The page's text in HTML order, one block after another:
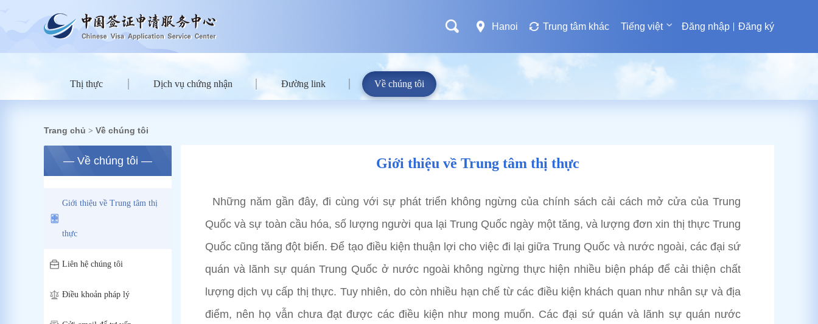
Hanoi Trung tâm khác Tiếng việt Đăng nhập Đăng ký
Thị thực Dịch vụ chứng nhận Đường link Về chúng tôi
Trang chủ > Về chúng tôi
— Về chúng tôi —
Giới thiệu về Trung tâm thị
thực
Liên hệ chúng tôi
Điều khoản pháp lý
Giới thiệu về Trung tâm thị thực
Những năm gần đây, đi cùng với sự phát triển không ngừng của chính sách cải cách mở cửa của Trung
Quốc và sự toàn cầu hóa, số lượng người qua lại Trung Quốc ngày một tăng, và lượng đơn xin thị thực Trung
Quốc cũng tăng đột biến. Để tạo điều kiện thuận lợi cho việc đi lại giữa Trung Quốc và nước ngoài, các đại sứ
quán và lãnh sự quán Trung Quốc ở nước ngoài không ngừng thực hiện nhiều biện pháp để cải thiện chất
lượng dịch vụ cấp thị thực. Tuy nhiên, do còn nhiều hạn chế từ các điều kiện khách quan như nhân sự và địa
điểm, nên họ vẫn chưa đạt được các điều kiện như mong muốn. Các đại sứ quán và lãnh sự quán nước